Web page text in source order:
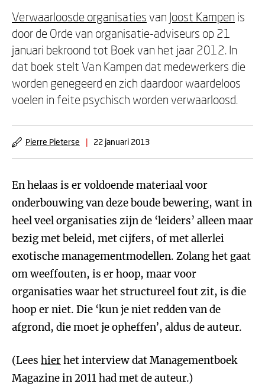
Verwaarloosde organisaties van Joost Kampen is
door de Orde van organisatie-adviseurs op 21
januari bekroond tot Boek van het jaar 2012. In
dat boek stelt Van Kampen dat medewerkers die
worden genegeerd en zich daardoor waardeloos
voelen in feite psychisch worden verwaarloosd.
Pierre Pieterse | 22 januari 2013
En helaas is er voldoende materiaal voor
onderbouwing van deze boude bewering, want in
heel veel organisaties zijn de ‘leiders’ alleen maar
bezig met beleid, met cijfers, of met allerlei
exotische managementmodellen. Zolang het gaat
om weeffouten, is er hoop, maar voor
organisaties waar het structureel fout zit, is die
hoop er niet. Die ‘kun je niet redden van de
afgrond, die moet je opheffen’, aldus de auteur.
(Lees hierhet interview dat Managementboek
Magazine in 2011 had met de auteur.)